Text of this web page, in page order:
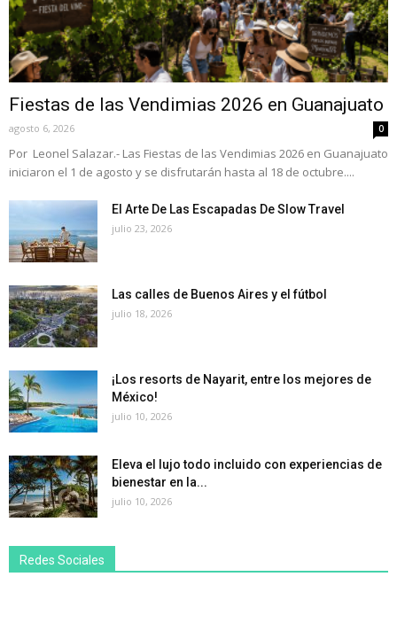
Fiestas de las Vendimias 2026 en Guanajuato
agosto 6, 2026 0
Por Leonel Salazar.- Las Fiestas de las Vendimias 2026 en Guanajuato
iniciaron el 1 de agosto y se disfrutarán hasta al 18 de octubre....
El Arte De Las Escapadas De Slow Travel
julio 23, 2026
Las calles de Buenos Aires y el fútbol
julio 18, 2026
¡Los resorts de Nayarit, entre los mejores de
México!
julio 10, 2026
Eleva el lujo todo incluido con experiencias de
bienestar en la...
julio 10, 2026
Redes Sociales